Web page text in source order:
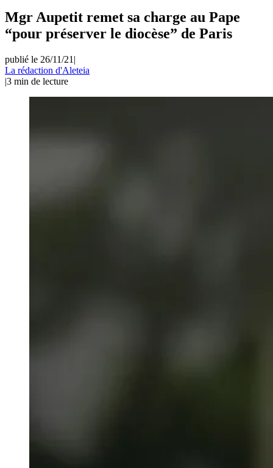
Mgr Aupetit remet sa charge au Pape
“pour préserver le diocèse” de Paris
publié le 26/11/21 |
La rédaction d'Aleteia
|3 min de lecture